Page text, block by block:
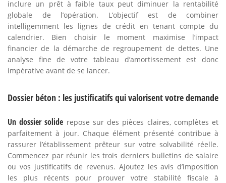
inclure un prêt à faible taux peut diminuer la rentabilité
globale de l’opération. L’objectif est de combiner
intelligemment les lignes de crédit en tenant compte du
calendrier. Bien choisir le moment maximise l’impact
financier de la démarche de regroupement de dettes. Une
analyse fine de votre tableau d’amortissement est donc
impérative avant de se lancer.
Dossier béton : les justificatifs qui valorisent votre demande
Un dossier solide repose sur des pièces claires, complètes et
parfaitement à jour. Chaque élément présenté contribue à
rassurer l’établissement prêteur sur votre solvabilité réelle.
Commencez par réunir les trois derniers bulletins de salaire
ou vos justificatifs de revenus. Ajoutez les avis d’imposition
les plus récents pour prouver votre stabilité fiscale à